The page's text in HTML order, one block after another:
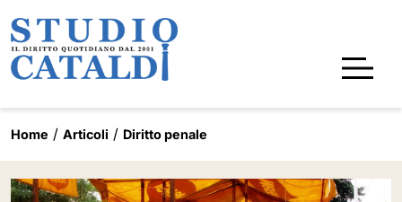
Home Articoli Diritto penale